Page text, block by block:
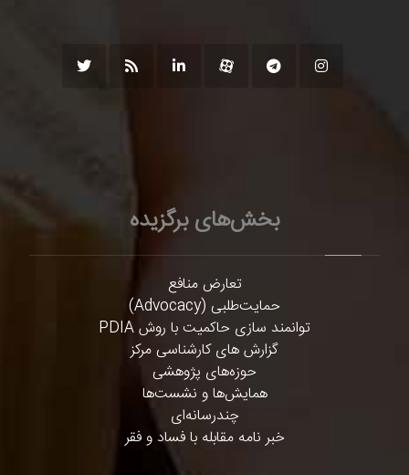
بخش‌های برگزیده
تعارض منافع
حمایت‌طلبی (Advocacy)
توانمند سازی حاکمیت با روش PDIA
گزارش های کارشناسی مرکز
حوزه‌های پژوهشی
همایش‌ها و نشست‌ها
چندرسانه‌ای
خبر نامه مقابله با فساد و فقر